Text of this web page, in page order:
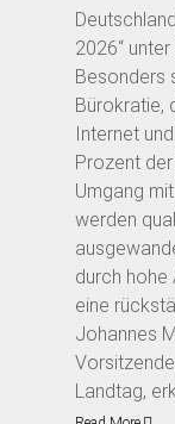
2026“
Besonders
Bürokratie,
Internet
Prozent
Umgang
werden
durch hohe
eine
Johannes
Landtag,